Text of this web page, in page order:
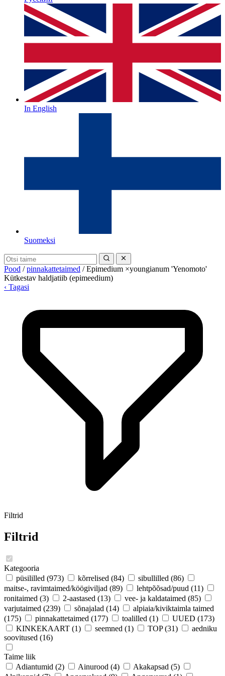
In English
Suomeksi
Pood / pinnakattetaimed / Epimedium ×youngianum 'Yenomoto'
Kütkestav haldjatiib (epimeedium)
‹ Tagasi
Filtrid
Filtrid
Kategooria
püsililled (973) kõrrelised (84) sibullilled (86)
maitse-, ravimtaimed/köögiviljad (89) lehtpõõsad/puud (11)
ronitaimed (3) 2-aastased (13) vee- ja kaldataimed (85)
varjutaimed (239) sõnajalad (14)
alpiaia/kiviktaimla taimed
(175)
pinnakattetaimed (177) toalilled (1) UUED (173)
KINKEKAART (1) seemned (1) TOP (31)
aedniku
soovitused (16)
Taime liik
Adiantumid (2) Ainurood (4) Akakapsad (5)